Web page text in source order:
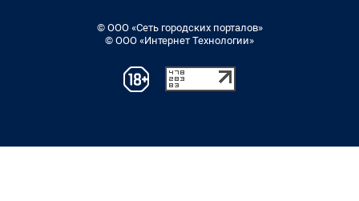
© ООО «Сеть городских порталов»
© ООО «Интернет Технологии»